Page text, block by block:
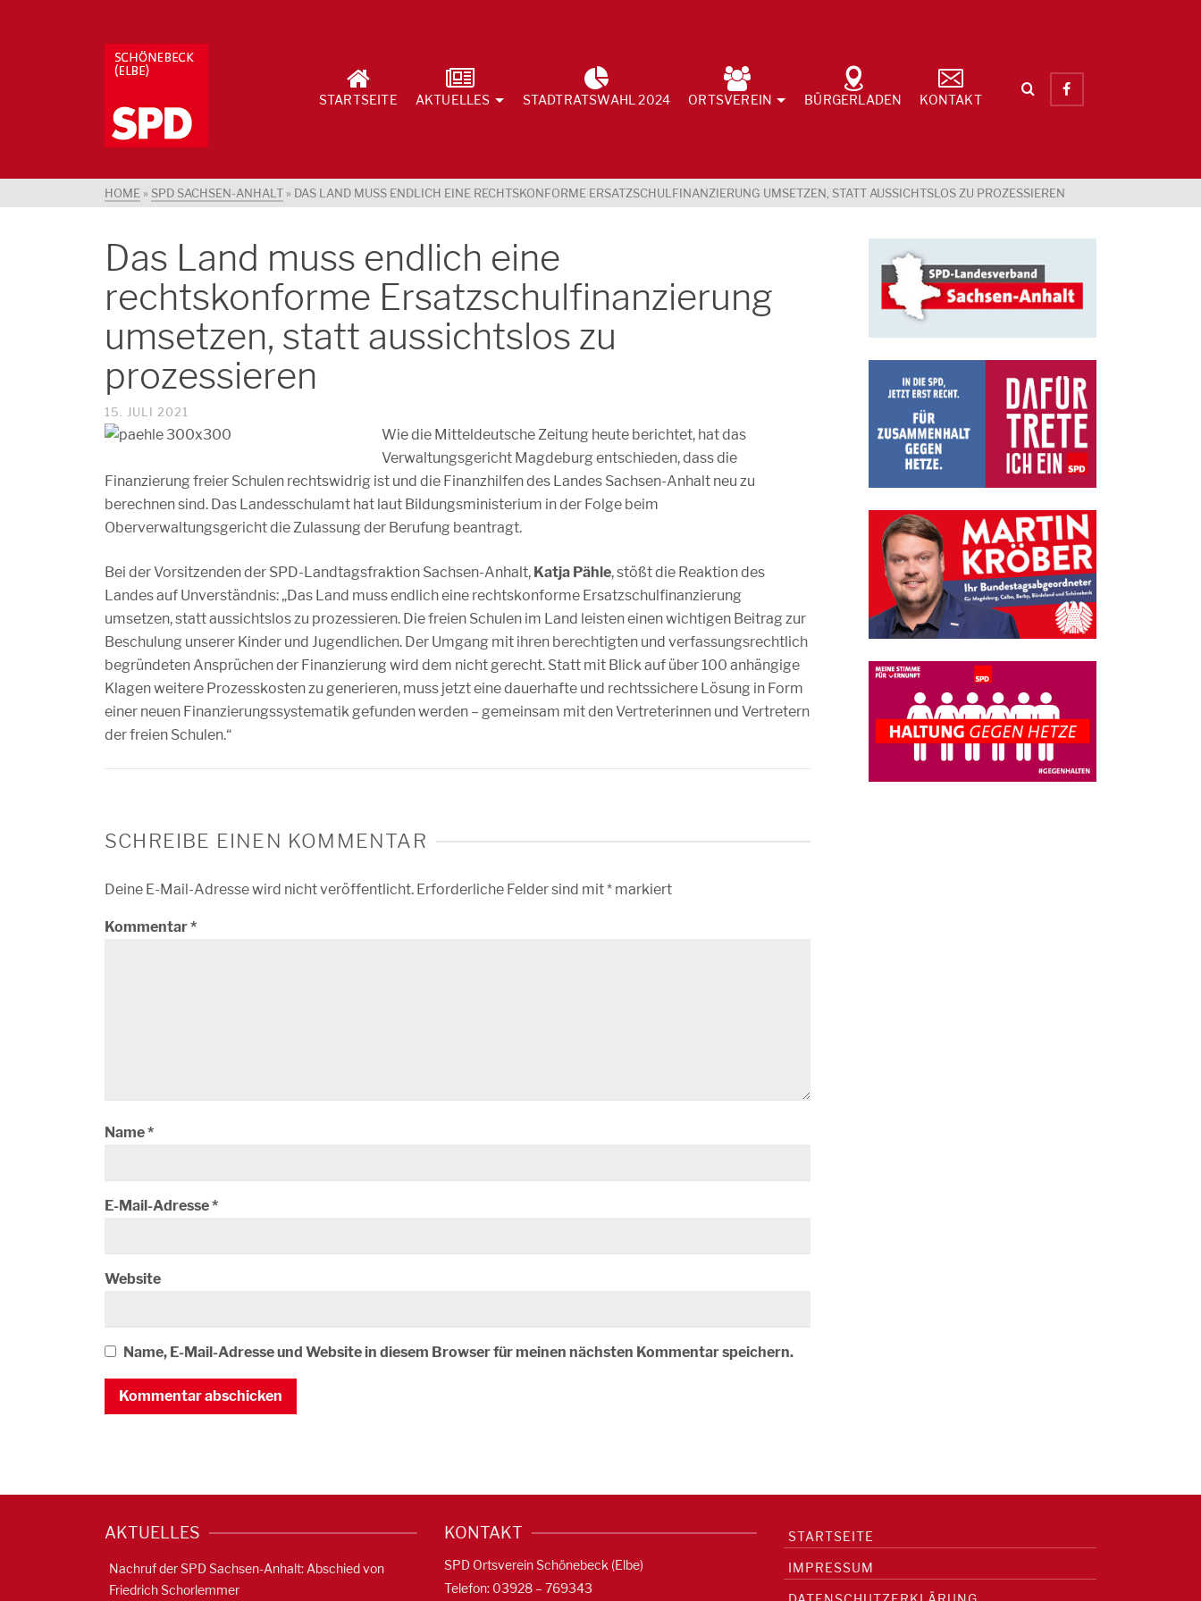
STARTSEITE AKTUELLES STADTRATSWAHL 2024 ORTSVEREIN BÜRGERLADEN KONTAKT
HOME » SPD SACHSEN-ANHALT » DAS LAND MUSS ENDLICH EINE RECHTSKONFORME ERSATZSCHULFINANZIERUNG UMSETZEN, STATT AUSSICHTSLOS ZU PROZESSIEREN
Das Land muss endlich eine
rechtskonforme Ersatzschulfinanzierung
umsetzen, statt aussichtslos zu
prozessieren
15. JULI 2021
Wie die Mitteldeutsche Zeitung heute berichtet, hat das
Verwaltungsgericht Magdeburg entschieden, dass die
Finanzierung freier Schulen rechtswidrig ist und die Finanzhilfen des Landes Sachsen-Anhalt neu zu
berechnen sind. Das Landesschulamt hat laut Bildungsministerium in der Folge beim
Oberverwaltungsgericht die Zulassung der Berufung beantragt.
Bei der Vorsitzenden der SPD-Landtagsfraktion Sachsen-Anhalt, Katja Pähle, stößt die Reaktion des
Landes auf Unverständnis: „Das Land muss endlich eine rechtskonforme Ersatzschulfinanzierung
umsetzen, statt aussichtslos zu prozessieren. Die freien Schulen im Land leisten einen wichtigen Beitrag zur
Beschulung unserer Kinder und Jugendlichen. Der Umgang mit ihren berechtigten und verfassungsrechtlich
begründeten Ansprüchen der Finanzierung wird dem nicht gerecht. Statt mit Blick auf über 100 anhängige
Klagen weitere Prozesskosten zu generieren, muss jetzt eine dauerhafte und rechtssichere Lösung in Form
einer neuen Finanzierungssystematik gefunden werden – gemeinsam mit den Vertreterinnen und Vertretern
der freien Schulen.“
SCHREIBE EINEN KOMMENTAR
Deine E-Mail-Adresse wird nicht veröffentlicht. Erforderliche Felder sind mit* markiert
Kommentar*
Name*
E-Mail-Adresse*
Website
Name, E-Mail-Adresse und Website in diesem Browser für meinen nächsten Kommentar speichern.
AKTUELLES
Nachruf der SPD Sachsen-Anhalt: Abschied von
Friedrich Schorlemmer
KONTAKT
SPD Ortsverein Schönebeck (Elbe)
Telefon: 03928 – 769343
STARTSEITE
IMPRESSUM